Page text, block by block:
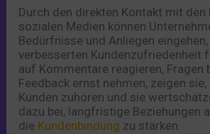
Durch den direkten Kontakt mit den
sozialen Medien können
Bedürfnisse und Anliegen
verbesserten Kundenzufriedenheit
auf Kommentare reagieren, Fragen
Feedback ernst nehmen, zeigen
Kunden zuhören und sie
dazu bei, langfristige Beziehungen
die Kundenbindung zu stärken.